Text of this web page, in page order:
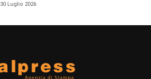
30 Luglio 2026